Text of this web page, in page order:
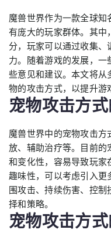
魔兽世界作为一款全球
有庞大的玩家群体。其中
分，玩家可以通过收集、
力。随着游戏的发展，
些意见和建议。本文将
物的攻击方式，以提升游
宠物攻击方
魔兽世界中的宠物攻击
放、辅助治疗等。目前的
和变化性，容易导致玩家
趣味性，可以考虑引入
围攻击、持续伤害、控
择和策略。
宠物攻击方